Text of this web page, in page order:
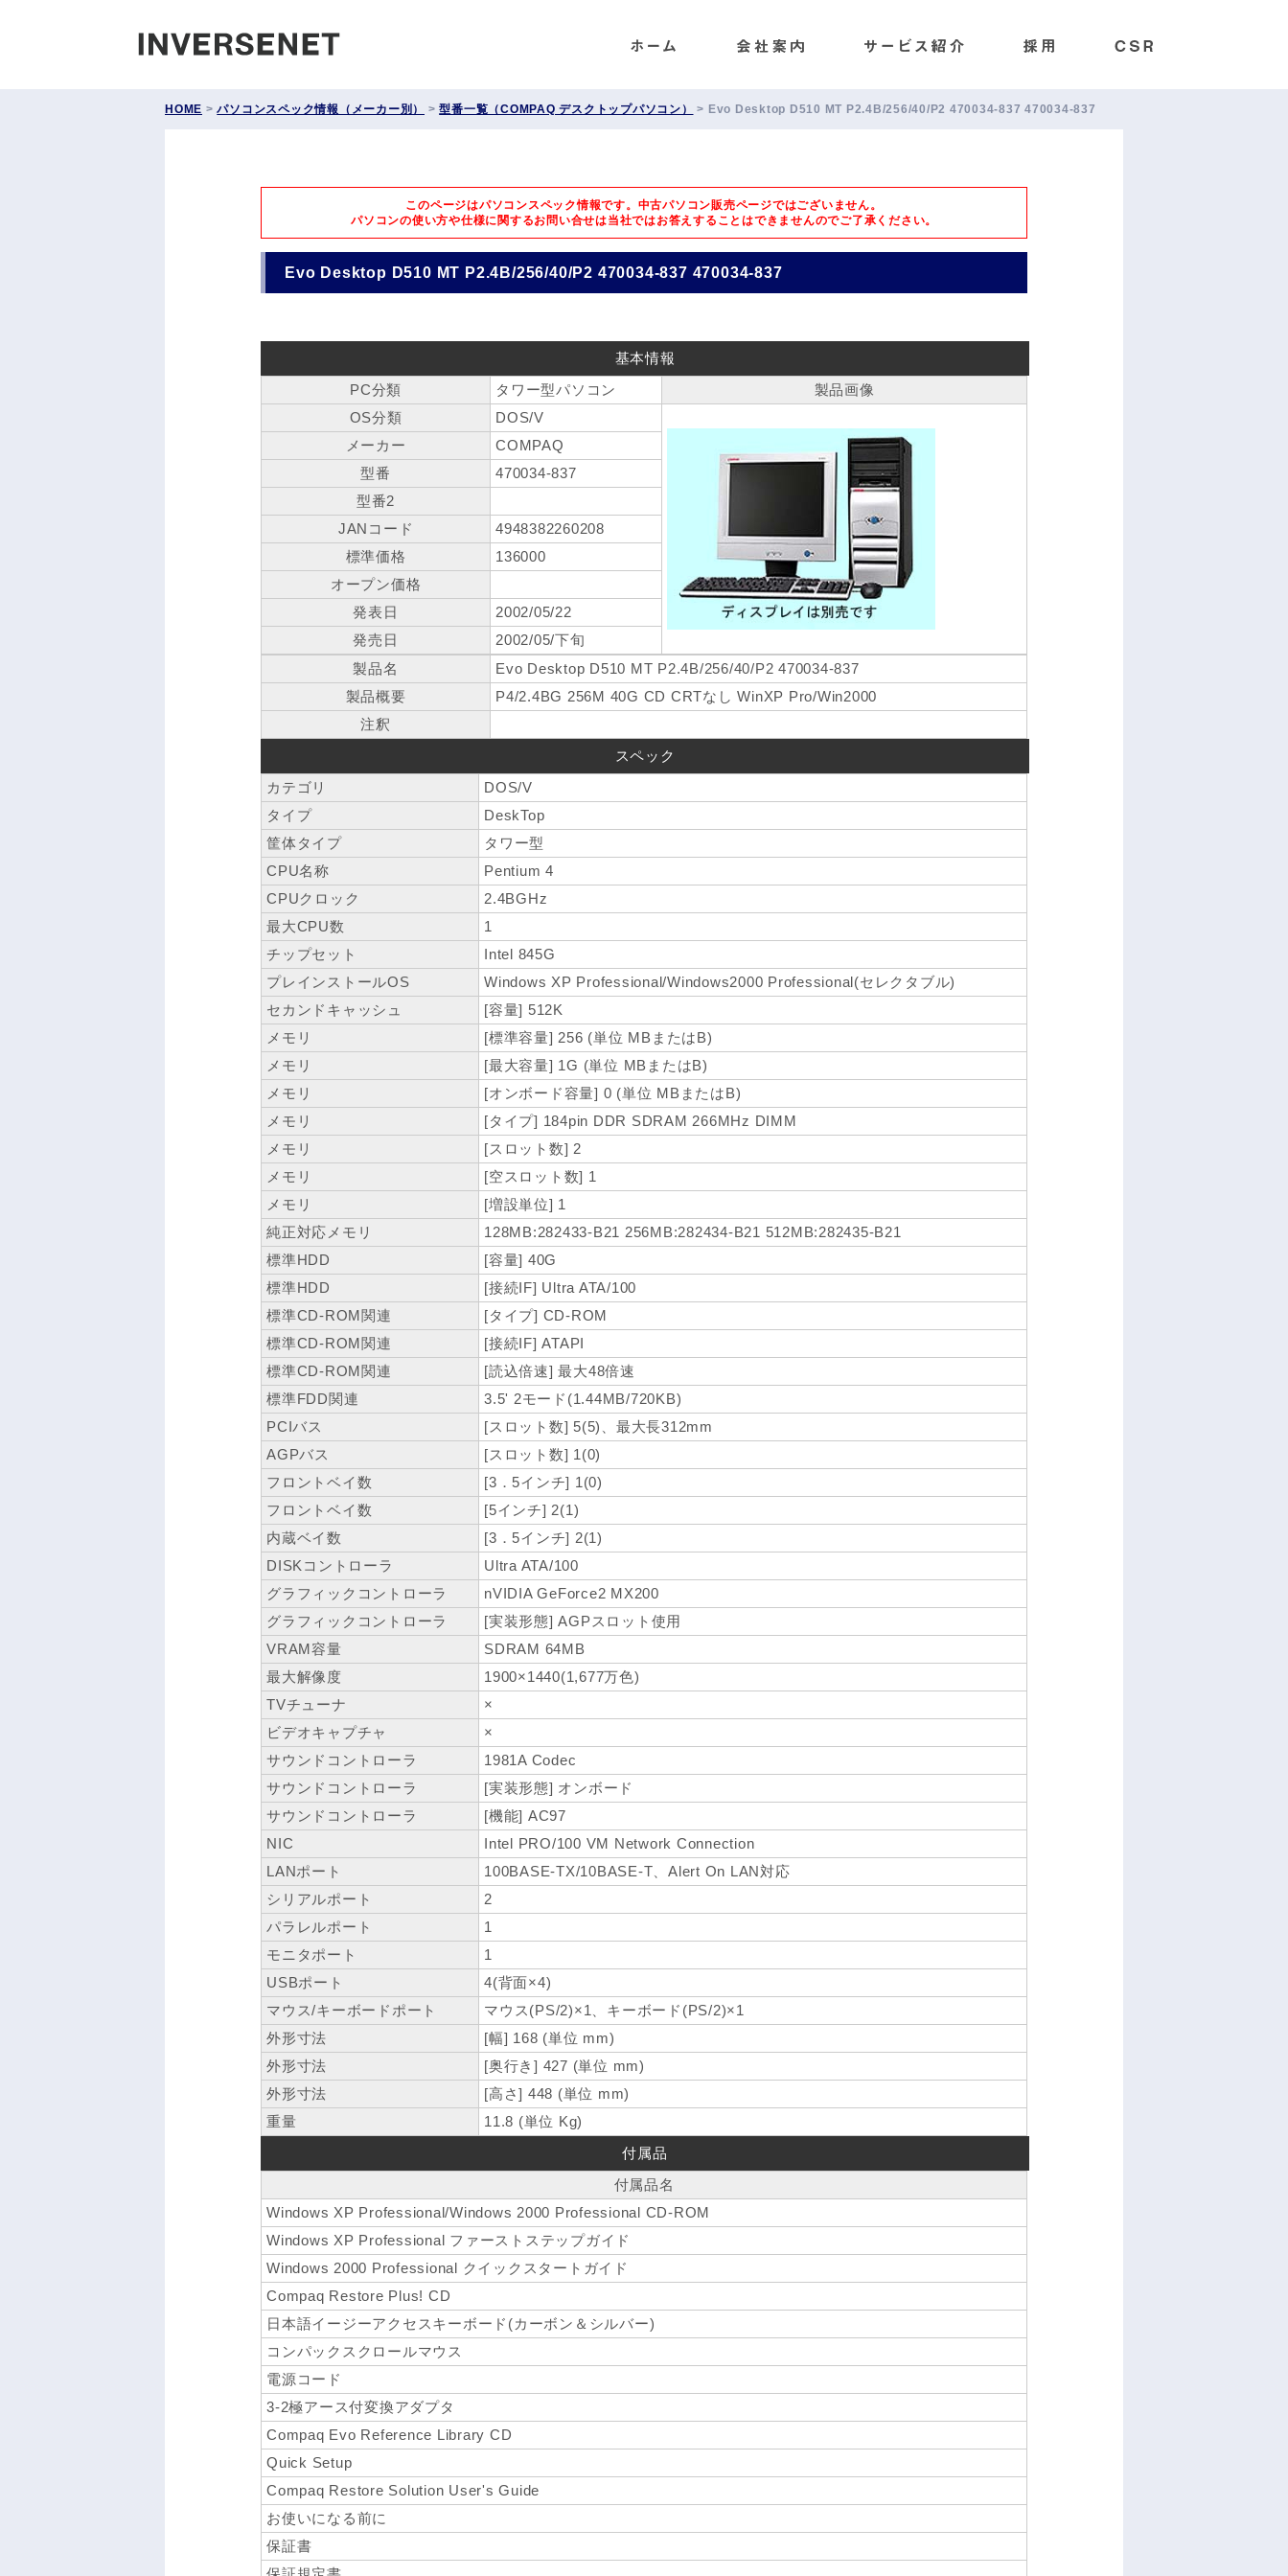
HOME >パソコンスペック情報（メーカー別） >型番一覧（COMPAQ デスクトップパソコン） > Evo Desktop D510 MT P2.4B/256/40/P2 470034-837 470034-837
このページはパソコンスペック情報です。中古パソコン販売ページではございません。
パソコンの使い方や仕様に関するお問い合せは当社ではお答えすることはできませんのでご了承ください。
Evo Desktop D510 MT P2.4B/256/40/P2 470034-837 470034-837
基本情報
PC分類
タワー型パソコン
製品画像
OS分類
DOS/V
メーカー
COMPAQ
型番
470034-837
型番2
JANコード
4948382260208
標準価格
136000
オープン価格
発表日
2002/05/22
発売日
2002/05/下旬
製品名
Evo Desktop D510 MT P2.4B/256/40/P2 470034-837
製品概要
P4/2.4BG 256M 40G CD CRTなし WinXP Pro/Win2000
注釈
スペック
カテゴリ
DOS/V
タイプ
DeskTop
筐体タイプ
タワー型
CPU名称
Pentium 4
CPUクロック
2.4BGHz
最大CPU数
1
チップセット
Intel 845G
プレインストールOS
Windows XP Professional/Windows2000 Professional(セレクタブル)
セカンドキャッシュ
[容量] 512K
メモリ
[標準容量] 256 (単位 MBまたはB)
メモリ
[最大容量] 1G (単位 MBまたはB)
メモリ
[オンボード容量] 0 (単位 MBまたはB)
メモリ
[タイプ] 184pin DDR SDRAM 266MHz DIMM
メモリ
[スロット数] 2
メモリ
[空スロット数] 1
メモリ
[増設単位] 1
純正対応メモリ
128MB:282433-B21 256MB:282434-B21 512MB:282435-B21
標準HDD
[容量] 40G
標準HDD
[接続IF] Ultra ATA/100
標準CD-ROM関連
[タイプ] CD-ROM
標準CD-ROM関連
[接続IF] ATAPI
標準CD-ROM関連
[読込倍速] 最大48倍速
標準FDD関連
3.5' 2モード(1.44MB/720KB)
PCIバス
[スロット数] 5(5)、最大長312mm
AGPバス
[スロット数] 1(0)
フロントベイ数
[3．5インチ] 1(0)
フロントベイ数
[5インチ] 2(1)
内蔵ベイ数
[3．5インチ] 2(1)
DISKコントローラ
Ultra ATA/100
グラフィックコントローラ
nVIDIA GeForce2 MX200
グラフィックコントローラ
[実装形態] AGPスロット使用
VRAM容量
SDRAM 64MB
最大解像度
1900×1440(1,677万色)
TVチューナ
×
ビデオキャプチャ
×
サウンドコントローラ
1981A Codec
サウンドコントローラ
[実装形態] オンボード
サウンドコントローラ
[機能] AC97
NIC
Intel PRO/100 VM Network Connection
LANポート
100BASE-TX/10BASE-T、Alert On LAN対応
シリアルポート
2
パラレルポート
1
モニタポート
1
USBポート
4(背面×4)
マウス/キーボードポート
マウス(PS/2)×1、キーボード(PS/2)×1
外形寸法
[幅] 168 (単位 mm)
外形寸法
[奥行き] 427 (単位 mm)
外形寸法
[高さ] 448 (単位 mm)
重量
11.8 (単位 Kg)
付属品
付属品名
Windows XP Professional/Windows 2000 Professional CD-ROM
Windows XP Professional ファーストステップガイド
Windows 2000 Professional クイックスタートガイド
Compaq Restore Plus! CD
日本語イージーアクセスキーボード(カーボン＆シルバー)
コンパックスクロールマウス
電源コード
3-2極アース付変換アダプタ
Compaq Evo Reference Library CD
Quick Setup
Compaq Restore Solution User's Guide
お使いになる前に
保証書